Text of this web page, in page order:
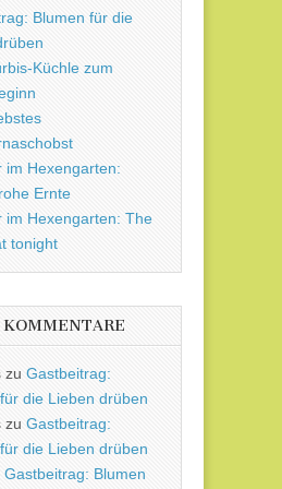
Blumen für die
Küchle zum
im Hexengarten:
Ernte
im Hexengarten: The
tonight
KOMMENTARE
zu Gastbeitrag:
die Lieben drüben
zu Gastbeitrag:
die Lieben drüben
Gastbeitrag: Blumen